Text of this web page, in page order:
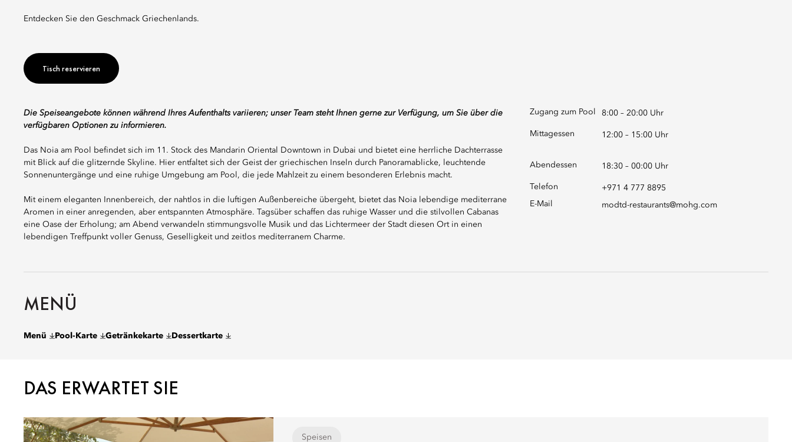
Entdecken Sie den Geschmack Griechenlands.
Tisch reservieren
Die Speiseangebote können während Ihres Aufenthalts variieren; unser Team steht Ihnen gerne zur Verfügung, um Sie über die
verfügbaren Optionen zu informieren.
Das Noia am Pool befindet sich im 11. Stock des Mandarin Oriental Downtown in Dubai und bietet eine herrliche Dachterrasse
mit Blick auf die glitzernde Skyline. Hier entfaltet sich der Geist der griechischen Inseln durch Panoramablicke, leuchtende
Sonnenuntergänge und eine ruhige Umgebung am Pool, die jede Mahlzeit zu einem besonderen Erlebnis macht.
Mit einem eleganten Innenbereich, der nahtlos in die luftigen Außenbereiche übergeht, bietet das Noia lebendige mediterrane
Aromen in einer anregenden, aber entspannten Atmosphäre. Tagsüber schaffen das ruhige Wasser und die stilvollen Cabanas
eine Oase der Erholung; am Abend verwandeln stimmungsvolle Musik und das Lichtermeer der Stadt diesen Ort in einen
lebendigen Treffpunkt voller Genuss, Geselligkeit und zeitlos mediterranem Charme.
Zugang zum Pool 8:00 – 20:00 Uhr
Mittagessen 12:00 – 15:00 Uhr
Abendessen 18:30 – 00:00 Uhr
Telefon
+971 4 777 8895
E-Mail
modtd-restaurants@mohg.com
MENÜ
Menü Pool-Karte Getränkekarte Dessertkarte
DAS ERWARTET SIE
Speisen